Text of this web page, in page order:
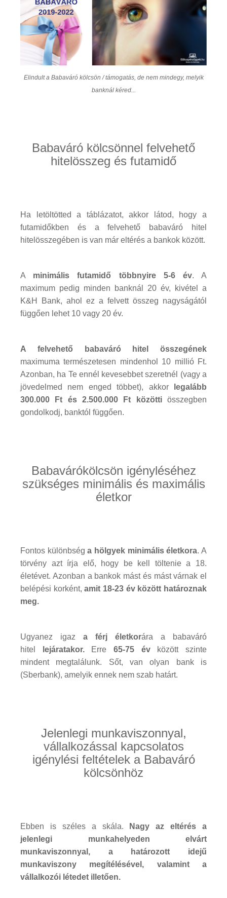
Elindult a Babaváró kölcsön / támogatás, de nem mindegy, melyik
banknál kéred...
Babaváró kölcsönnel felvehető
hitelösszeg és futamidő
Ha letöltötted a táblázatot, akkor látod, hogy a
futamidőkben és a felvehető babaváró hitel
hitelösszegében is van már eltérés a bankok között.
A minimális futamidő többnyire 5-6 év. A
maximum pedig minden banknál 20 év, kivétel a
K&H Bank, ahol ez a felvett összeg nagyságától
függően lehet 10 vagy 20 év.
A felvehető babaváró hitel összegének
maximuma természetesen mindenhol 10 millió Ft.
Azonban, ha Te ennél kevesebbet szeretnél (vagy a
jövedelmed nem enged többet), akkor
legalább
300.000 Ft és 2.500.000 Ft közöttiösszegben
gondolkodj, banktól függően.
Babavárókölcsön igényléséhez
szükséges minimális és maximális
életkor
Fontos különbséga hölgyek minimális életkora. A
törvény azt írja elő, hogy be kell töltenie a 18.
életévet. Azonban a bankok mást és mást várnak el
belépési korként,amit 18-23 év között határoznak
meg.
Ugyanez igaz a férj életkorára a babaváró
hitel
lejáratakor. Erre 65-75 évközött szinte
mindent megtalálunk. Sőt, van olyan bank is
(Sberbank), amelyik ennek nem szab határt.
Jelenlegi munkaviszonnyal,
vállalkozással kapcsolatos
igénylési feltételek a Babaváró
kölcsönhöz
Ebben is széles a skála.
Nagy az eltérés a
jelenlegi munkahelyeden elvárt
munkaviszonnyal, a határozott idejű
munkaviszony megítélésével, valamint a
vállalkozói létedet illetően.